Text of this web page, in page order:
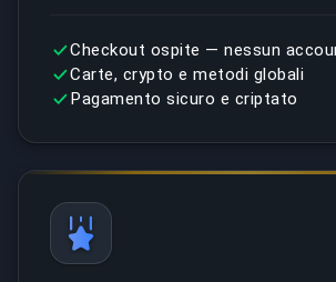
Checkout ospite — nessun
Carte, crypto e metodi globali
Pagamento sicuro e criptato